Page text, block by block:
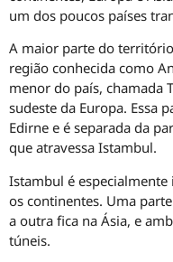
um dos poucos países
A maior parte do
região conhecida como
menor do país, chamada
sudeste da Europa. Essa
Edirne e é separada da
que atravessa Istambul.
Istambul é
os continentes. Uma
a outra fica na Ásia, e
túneis.